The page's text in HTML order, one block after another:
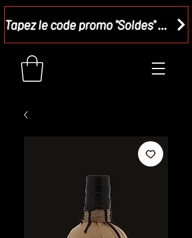
Tapez le code promo "Soldes" dans votre panier et recevez - 15 %